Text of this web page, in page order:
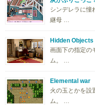
シンデレラに憧
継母 …
Hidden Objects
画面下の指定の
ム。 …
Elemental war
火の玉とかを設
ム。 …